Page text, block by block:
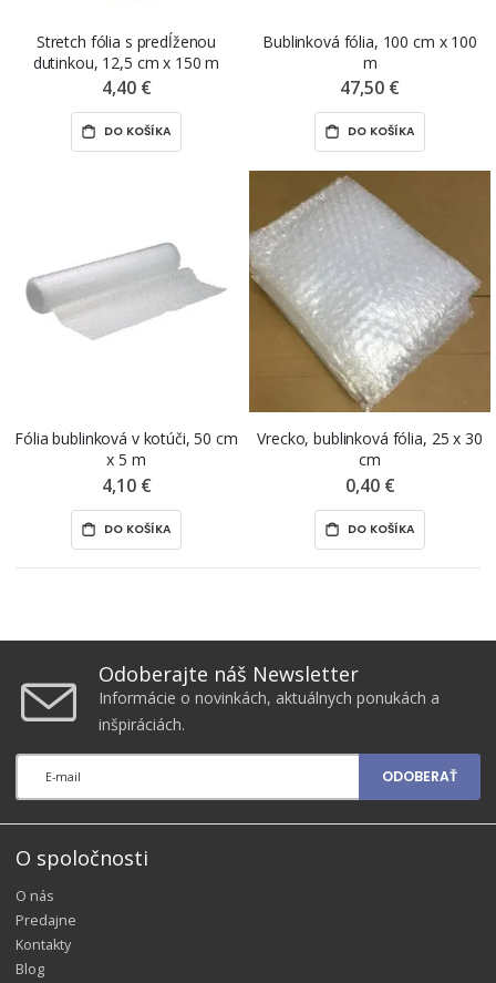
Stretch fólia s predĺženou
dutinkou, 12,5 cm x 150 m
4,40 €
DO KOŠÍKA
Bublinková fólia, 100 cm x 100
m
47,50 €
DO KOŠÍKA
Fólia bublinková v kotúči, 50 cm
x 5 m
4,10 €
DO KOŠÍKA
Vrecko, bublinková fólia, 25 x 30
cm
0,40 €
DO KOŠÍKA
Odoberajte náš Newsletter
Informácie o novinkách, aktuálnych ponukách a
inšpiráciách.
ODOBERAŤ
O spoločnosti
O nás
Predajne
Kontakty
Blog